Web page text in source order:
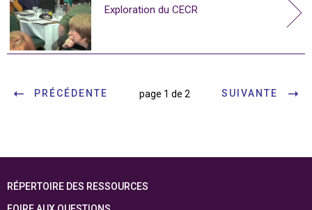
Exploration du CECR
PRÉCÉDENTE page 1 de 2 SUIVANTE
RÉPERTOIRE DES RESSOURCES